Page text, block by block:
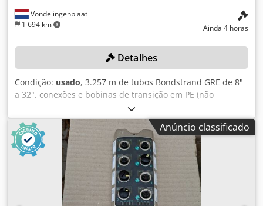
Vondelingenplaat
1 694 km
Ainda 4 horas
Detalhes
Condição: usado, 3.257 m de tubos Bondstrand GRE de 8"
a 32", conexões e bobinas de transição em PE (não
utilizados). Cjdpozn Rb Sjfx Ah Asha Inclui tubos e
cotovelos com encaixe/espigão KLF x KLM e bobinas de
transição em PE com flanges de união, em diâmetros que
variam de 8" a 32". Inclui aproximadamente 3.257,81
metros de tubos GRE de comprimento padrão
(comprimentos nominais de 11,89 m). Composto por: 7
tubos de 32" (83,23 m) 10 tubos de 24" (118,90 m) 62 tubos
de 20" (737,18 m) 52 tubos de 16" (618,28 m) 95 tubos de
Anúncio classificado